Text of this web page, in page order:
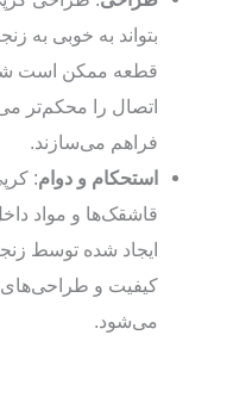
بتواند به خوبی به
قطعه ممکن است
اتصال را محکم‌تر
فراهم می‌سازند.
استحکام و دوام:
قاشقک‌ها و مواد
ایجاد شده توسط
کیفیت و طراحی‌های
می‌شود.